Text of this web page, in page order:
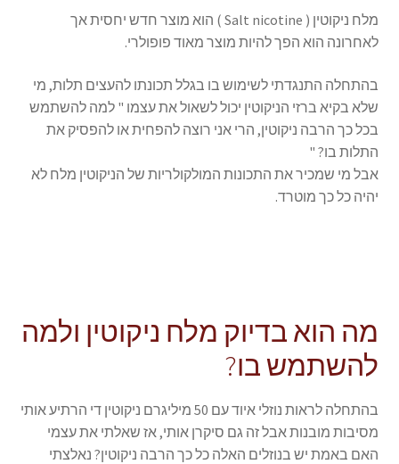
מלח ניקוטין ( Salt nicotine ) הוא מוצר חדש יחסית אך
לאחרונה הוא הפך להיות מוצר מאוד פופולרי.
בהתחלה התנגדתי לשימוש בו בגלל תכונתו להעצים תלות, מי
שלא בקיא ברזי הניקוטין יכול לשאול את עצמו " למה להשתמש
בכל כך הרבה ניקוטין, הרי אני רוצה להפחית או להפסיק את
התלות בו? "
אבל מי שמכיר את התכונות המולקולריות של הניקוטין מלח לא
יהיה כל כך מוטרד.
מה הוא בדיוק מלח ניקוטין ולמה
להשתמש בו?
בהתחלה לראות נוזלי איוד עם 50 מיליגרם ניקוטין די הרתיע אותי
מסיבות מובנות אבל זה גם סיקרן אותי, אז שאלתי את עצמי
האם באמת יש בנוזלים האלה כל כך הרבה ניקוטין? נאלצתי